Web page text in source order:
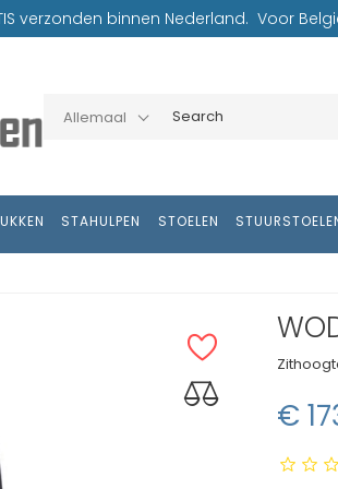
verzonden binnen Nederland. Voor
Allemaal
STAHULPEN STOELEN
€